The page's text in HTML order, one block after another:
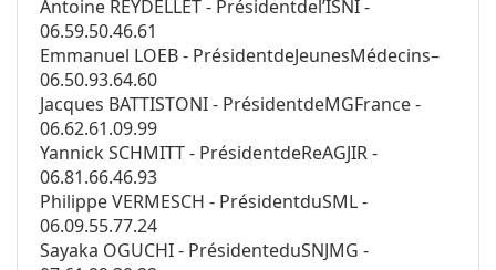
Antoine REYDELLET ‐ Présidentdel’ISNI ‐
06.59.50.46.61
Emmanuel LOEB ‐ PrésidentdeJeunesMédecins–
06.50.93.64.60
Jacques BATTISTONI ‐ PrésidentdeMGFrance ‐
06.62.61.09.99
Yannick SCHMITT ‐ PrésidentdeReAGJIR ‐
06.81.66.46.93
Philippe VERMESCH ‐ PrésidentduSML ‐
06.09.55.77.24
Sayaka OGUCHI ‐ PrésidenteduSNJMG ‐